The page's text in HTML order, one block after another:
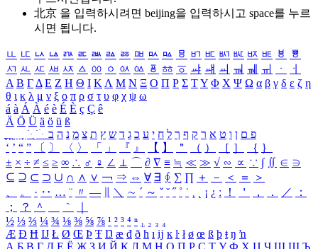
北京 을 입력하시려면 beijing을 입력하시고 space를 누르
시면 됩니다.
ㅥ ㅦ ㅧ ㅨ ㅩ ㅪ ㅫ ㅬ ㅭ ㅮ ㅯ ㅰ ㅱ ㅲ ㅳ ㅴ ㅵ ㅶ ㅷ ㅸ
ㅹ
ㅺ ㅻ ㅼ ㅽ ㅾ ㅿ ㆀ ㆁ ㆂ ㆃ ㆄ ㆅ ㆆ ㆇ ㆈ ㆉ ㆊ ㆋ ㆌ ㆍ
ㆎ
Α Β ΓΔ Ε Ζ Η Θ Ι ΚΛ Μ Ν Ξ Ο Π Ρ Σ ΤΥ Φ Χ Ψ Ω α β γ δ ε ζ η
θ ι κ λ μ ν ξ ο π ρ σ τ υ φ χ ψ ω
á à Á À é è É È ç Ç ê
Ä Ö Ü ä ö ü ß
ִֶֹ ֻּ ׁׂ פ ם ן ו ט א ר ק ף ך ל ח י ע כ ג ד ש ץ ת צ מ נ ה ב
‘ ’ “ ” 〔 〕 〈 〉 「 」 『 』 【 】 ＂ （ ） ［ ］ ｛ ｝
± × ÷ ≠ ≤ ≥ ∞ ∴ ♂ ♀ ∠ ⊥ ⌒ ∂ ∇ ≡ ≒ ≪ ≫ √ ∽ ∝ ∵ ∫ ∬ ∈ ∋
⊆ ⊇ ⊂ ⊃ ∪ ∩ ∧ ∨ ￢ ⇒ ⇔ ∀ ∃ ∮ ∑ ∏ ＋ － ＜ ＝
＞
、
。 · ‥ … ¨ 〃 ― ＼ ∼ ´ ～ ˇ ˘ ˝ ˚ ˙ ¸ ¡ ¿ ː ！ ＇ ， ． ／
：
；
？ ＾ ｀
½ ⅓ ⅔ ¼ ¾ ⅛ ⅜ ⅝ ⅞ ¹ ² ³ ⁴ ⁿ ₁ ₂ ₃ ₄
Æ Ð Ħ Ĳ Ł Ø Œ Þ Ŧ Ŋ æ đ ð ħ ı ĳ ĸ ŀ ł ø œ ß þ ŧ ŋ ŉ